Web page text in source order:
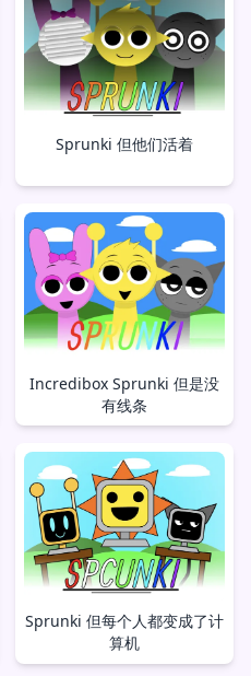
Sprunki 但他们活着
Incredibox Sprunki 但是没
有线条
Sprunki 但每个人都变成了计
算机